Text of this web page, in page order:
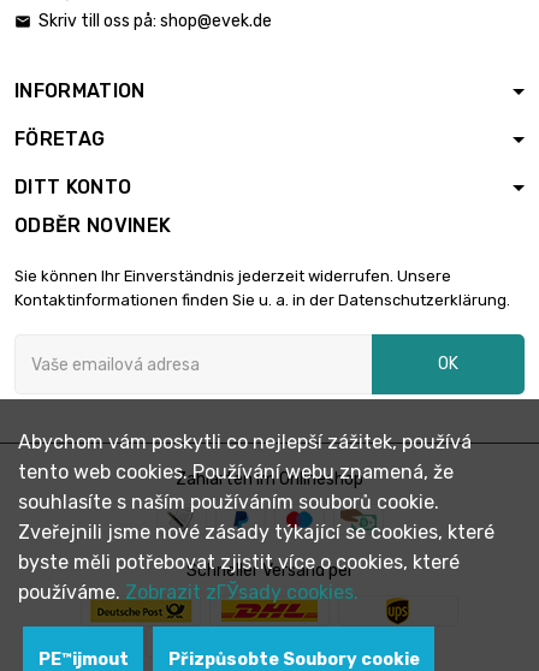
 Skriv till oss på: shop@evek.de
INFORMATION
FÖRETAG
DITT KONTO
ODBĚR NOVINEK
Sie können Ihr Einverständnis jederzeit widerrufen. Unsere
Kontaktinformationen finden Sie u. a. in der Datenschutzerklärung.
OK
Zahlarten im Onlineshop
Schneller Versand per
Abychom vám poskytli co nejlepší zážitek, používá
tento web cookies. Používání webu znamená, že
souhlasíte s naším používáním souborů cookie.
Zveřejnili jsme nové zásady týkající se cookies, které
byste měli potřebovat zjistit více o cookies, které
používáme. Zobrazit zГЎsady cookies.
PЕ™ijmout Přizpůsobte Soubory cookie